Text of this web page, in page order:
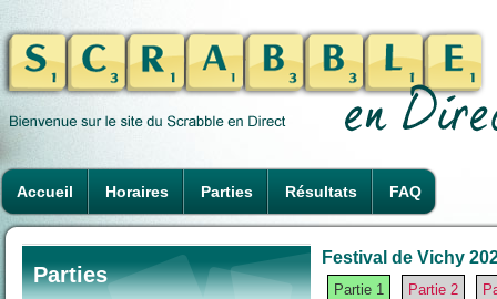
Accueil Horaires Parties Résultats FAQ
Parties
Festival de Vichy
Partie 1 Partie 2